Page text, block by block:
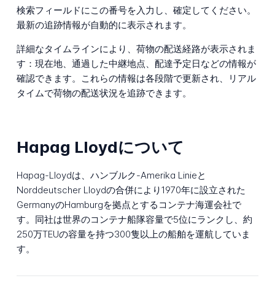
検索フィールドにこの番号を入力し、確定してください。
最新の追跡情報が自動的に表示されます。
詳細なタイムラインにより、荷物の配送経路が表示されま
す：現在地、通過した中継地点、配達予定日などの情報が
確認できます。これらの情報は各段階で更新され、リアル
タイムで荷物の配送状況を追跡できます。
Hapag Lloydについて
Hapag-Lloydは、ハンブルク-Amerika Linieと
Norddeutscher Lloydの合併により1970年に設立された
GermanyのHamburgを拠点とするコンテナ海運会社で
す。同社は世界のコンテナ船隊容量で5位にランクし、約
250万TEUの容量を持つ300隻以上の船舶を運航していま
す。